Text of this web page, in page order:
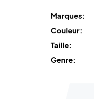
Marques:
Couleur:
Taille:
Genre: